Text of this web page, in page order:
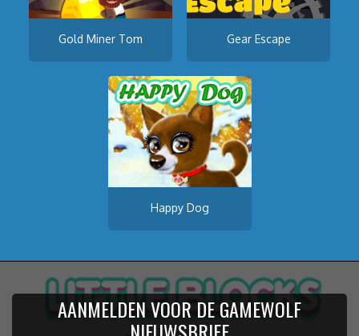
Gold Miner Tom Gear Escape
Happy Dog
AANMELDEN VOOR DE GAMEWOLF